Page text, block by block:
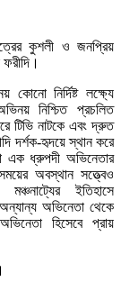
কুশলী ও জনপ্রিয়
কোনো নির্দিষ্ট লক্ষ্যে
নিশ্চিত প্রচলিত
টিভি নাটকে এবং দ্রুত
দর্শক-হৃদয়ে স্থান করে
এক ধ্রুপদী অভিনেতার
অবস্থান সত্ত্বেও
ইতিহাসে
অভিনেতা থেকে
হিসেবে প্রায়